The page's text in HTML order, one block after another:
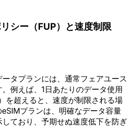
シー（FUP）と速度制限
タプランには、通常フェアユース
例えば、1日あたりのデータ使用
を超えると、速度が制限される場
プランは、明確なデータ容量
ており、予期せぬ速度低下を防ぎ